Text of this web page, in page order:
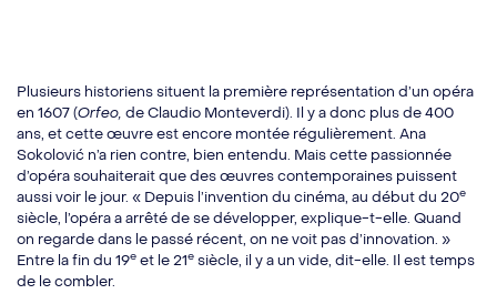
Plusieurs historiens situent la première représentation d’un opéra
en 1607 (Orfeo, de Claudio Monteverdi). Il y a donc plus de 400
ans, et cette œuvre est encore montée régulièrement. Ana
Sokolović n’a rien contre, bien entendu. Mais cette passionnée
d’opéra souhaiterait que des œuvres contemporaines puissent
aussi voir le jour. « Depuis l’invention du cinéma, au début du 20e
siècle, l’opéra a arrêté de se développer, explique-t-elle. Quand
on regarde dans le passé récent, on ne voit pas d’innovation. »
Entre la fin du 19e et le 21e siècle, il y a un vide, dit-elle. Il est temps
de le combler.